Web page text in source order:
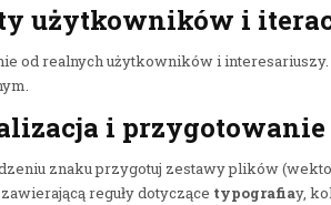
użytkowników i
od realnych użytkowników i
i przygotowanie
znaku przygotuj zestawy plików
reguły dotyczące typografiay,